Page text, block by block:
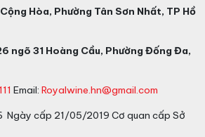
Hòa, Phường Tân Sơn Nhất, TP Hồ
ngõ 31 Hoàng Cầu, Phường Đống Đa,
Email: Royalwine.hn@gmail.com
Ngày cấp 21/05/2019 Cơ quan cấp Sở